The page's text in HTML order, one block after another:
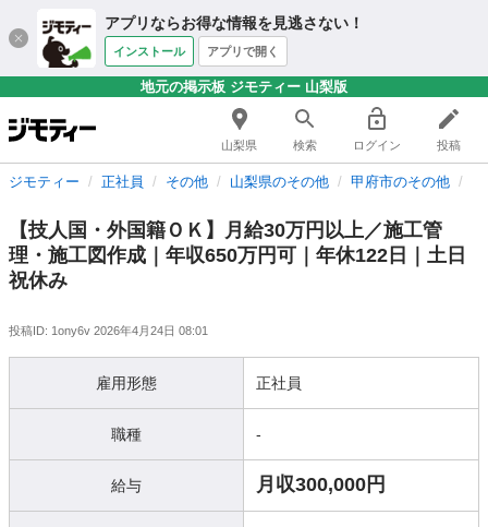
アプリならお得な情報を見逃さない！
インストール アプリで開く
地元の掲示板 ジモティー 山梨版
山梨県 検索 ログイン 投稿
ジモティー 正社員 その他 山梨県のその他 甲府市のその他
【技人国・外国籍ＯＫ】月給30万円以上／施工管
理・施工図作成｜年収650万円可｜年休122日｜土日
祝休み
投稿ID: 1ony6v 2026年4月24日 08:01
雇用形態 正社員
職種 -
給与 月収300,000円